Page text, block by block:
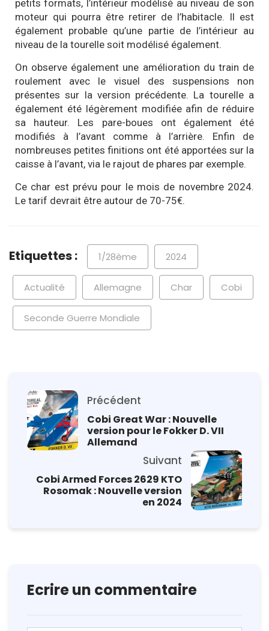
petits formats, l’intérieur modélisé au niveau de son
moteur qui pourra être retirer de l’habitacle. Il est
également probable qu’une partie de l’intérieur au
niveau de la tourelle soit modélisé également.
On observe également une amélioration du train de
roulement avec le visuel des suspensions non
présentes sur la version précédente. La tourelle a
également été légèrement modifiée afin de réduire
sa hauteur. Les pare-boues ont également été
modifiés à l’avant comme à l’arrière. Enfin de
nombreuses petites finitions ont été apportées sur la
caisse à l’avant, via le rajout de phares par exemple.
Ce char est prévu pour le mois de novembre 2024.
Le tarif devrait être autour de 70-75€.
Etiquettes : 1/28ème 2024
Actualité Allemagne Char Cobi
Seconde Guerre Mondiale
Précédent
Cobi Great War : Nouvelle
version pour le Fokker D. VII
Allemand
Suivant
Cobi Armed Forces 2629 KTO
Rosomak : Nouvelle version
en 2024
Ecrire un commentaire